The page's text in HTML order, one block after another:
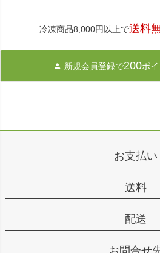
冷凍商品8,000円以上で送料
新規会員登録で200ポ
お支払い
送料
配送